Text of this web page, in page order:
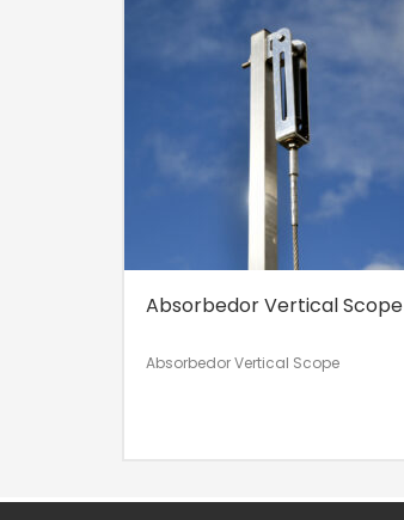
Absorbedor Vertical Scope
Absorbedor Vertical Scope